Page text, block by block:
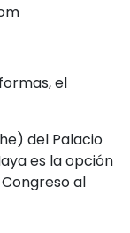
el
del Palacio
es la opción
al